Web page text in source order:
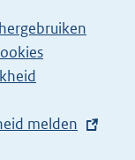
n
a
o
melden